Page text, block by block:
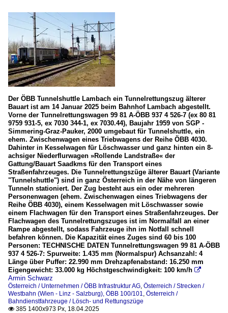
Der ÖBB Tunnelshuttle Lambach ein Tunnelrettungszug älterer
Bauart ist am 14 Januar 2025 beim Bahnhof Lambach abgestellt.
Vorne der Tunnelrettungswagen 99 81 A-ÖBB 937 4 526-7 (ex 80 81
9759 931-5, ex 7030 344-1, ex 7030.44), Baujahr 1959 von SGP -
Simmering-Graz-Pauker, 2000 umgebaut für Tunnelshuttle, ein
ehem. Zwischenwagen eines Triebwagens der Reihe ÖBB 4030.
Dahinter in Kesselwagen für Löschwasser und ganz hinten ein 8-
achsiger Niederflurwagen »Rollende Landstraße« der
Gattung/Bauart Saadkms für den Transport eines
Straßenfahrzeuges. Die Tunnelrettungszüge älterer Bauart (Variante
"Tunnelshuttle") sind in ganz Österreich in der Nähe von längeren
Tunneln stationiert. Der Zug besteht aus ein oder mehreren
Personenwagen (ehem. Zwischenwagen eines Triebwagens der
Reihe ÖBB 4030), einem Kesselwagen mit Löschwasser sowie
einem Flachwagen für den Transport eines Straßenfahrzeuges. Der
Flachwagen des Tunnelrettungszuges ist im Normalfall an einer
Rampe abgestellt, sodass Fahrzeuge ihn im Notfall schnell
befahren können. Die Kapazität eines Zuges sind 60 bis 100
Personen: TECHNISCHE DATEN Tunnelrettungswagen 99 81 A-ÖBB
937 4 526-7: Spurweite: 1.435 mm (Normalspur) Achsanzahl: 4
Länge über Puffer: 22.990 mm Drehzapfenabstand: 16.250 mm
Eigengewicht: 33.000 kg Höchstgeschwindigkeit: 100 km/h 
Armin Schwarz
Österreich / Unternehmen / ÖBB Infrastruktur AG, Österreich / Strecken /
Westbahn (Wien - Linz - Salzburg), ÖBB 100/101, Österreich /
Bahndienstfahrzeuge / Lösch- und Rettungszüge
 385 1400x973 Px, 18.04.2025